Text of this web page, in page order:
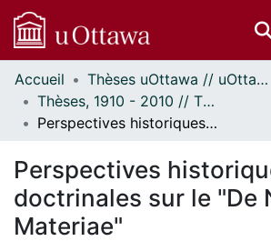
Communautés
et collections
Parcourir
À propos
Accueil
Thèses uOttawa // uOttawa Theses
Thèses, 1910 - 2010 // Theses, 1910 - 2010
Perspectives historiques et doctrinales sur le "De Natura Materiae"
Perspectives
doctrinales sur le "De
Materiae"